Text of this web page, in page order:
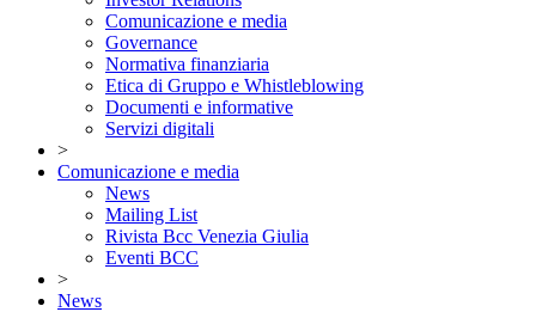
Comunicazione e media
Governance
Normativa finanziaria
Etica di Gruppo e Whistleblowing
Documenti e informative
Servizi digitali
>
Comunicazione e media
News
Mailing List
Rivista Bcc Venezia Giulia
Eventi BCC
>
News